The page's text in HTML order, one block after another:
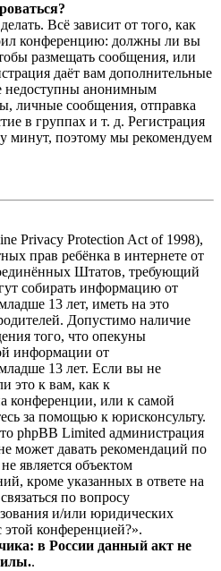
Всё зависит от того, как
конференцию: должны ли вы
размещать сообщения, или
даёт вам дополнительные
недоступны анонимным
личные сообщения, отправка
в группах и т. д. Регистрация
минут, поэтому мы рекомендуем
Privacy Protection Act of 1998),
прав ребёнка в интернете от
Штатов, требующий
собирать информацию от
13 лет, иметь на это
Допустимо наличие
того, что опекуны
информации от
13 лет. Если вы не
это к вам, как к
конференции, или к самой
за помощью к юрисконсульту.
phpBB Limited администрация
может давать рекомендаций по
является объектом
кроме указанных в ответе на
по вопросу
и/или юридических
этой конференцией?».
в России данный акт не
.